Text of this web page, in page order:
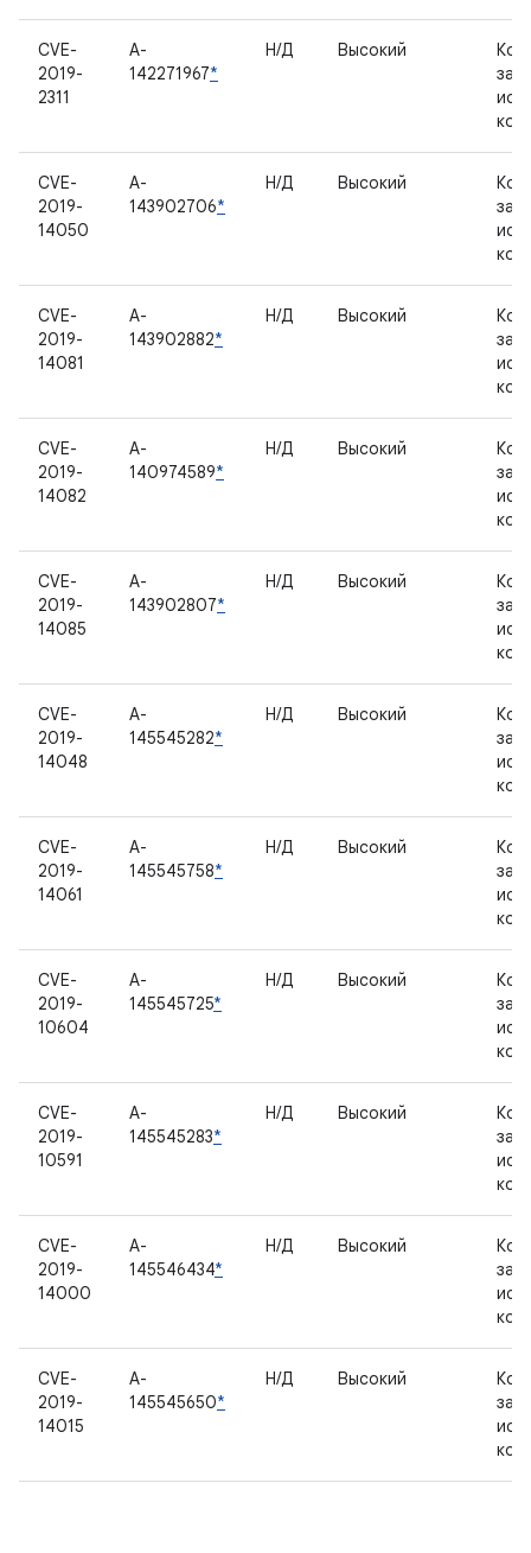
CVE-
2019-
2311
A-
142271967*
Н/Д Высокий
CVE-
2019-
14050
A-
143902706*
Н/Д Высокий
CVE-
2019-
14081
A-
143902882*
Н/Д Высокий
CVE-
2019-
14082
A-
140974589*
Н/Д Высокий
CVE-
2019-
14085
A-
143902807*
Н/Д Высокий
CVE-
2019-
14048
A-
145545282*
Н/Д Высокий
CVE-
2019-
14061
A-
145545758*
Н/Д Высокий
CVE-
2019-
10604
A-
145545725*
Н/Д Высокий
CVE-
2019-
10591
A-
145545283*
Н/Д Высокий
CVE-
2019-
14000
A-
145546434*
Н/Д Высокий
CVE-
2019-
14015
A-
145545650*
Н/Д Высокий